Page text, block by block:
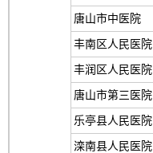
唐山市中医院
丰南区人民医院
丰润区人民医院
唐山市第三医院
乐亭县人民医院
滦南县人民医院